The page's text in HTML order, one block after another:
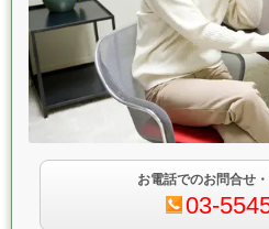
お電話でのお問合せ
03-